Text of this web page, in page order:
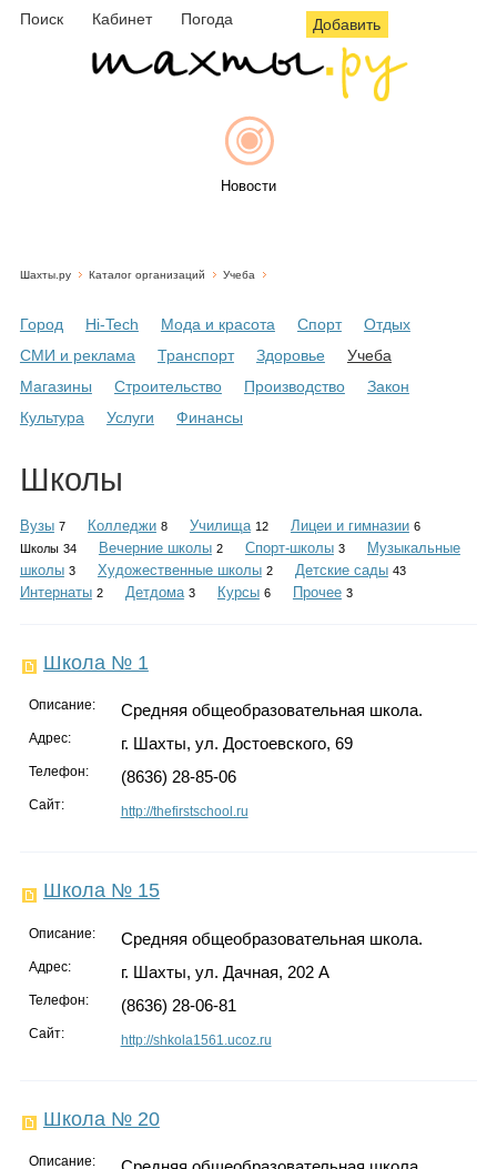
Поиск Кабинет Погода Добавить
Новости
Объявления
Гороскоп
Карты
Шахты.ру Каталог организаций Учеба
Город Hi-Tech Мода и красота Спорт
Отдых
СМИ и реклама
Транспорт Здоровье
Учеба
Магазины
Строительство Производство
Закон
Культура
Услуги Финансы
Школы
Вузы 7 Колледжи 8 Училища 12 Лицеи и гимназии 6
Школы 34 Вечерние школы 2 Спорт-школы 3
Музыкальные
школы 3 Художественные школы 2 Детские сады 43
Интернаты 2 Детдома 3 Курсы 6 Прочее 3
Школа № 1
Описание: Средняя общеобразовательная школа.
Адрес: г. Шахты, ул. Достоевского, 69
Телефон: (8636) 28-85-06
Сайт: http://thefirstschool.ru
Школа № 15
Описание: Средняя общеобразовательная школа.
Адрес: г. Шахты, ул. Дачная, 202 А
Телефон: (8636) 28-06-81
Сайт: http://shkola1561.ucoz.ru
Школа № 20
Описание: